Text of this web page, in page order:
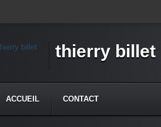
thierry billet
ACCUEIL CONTACT